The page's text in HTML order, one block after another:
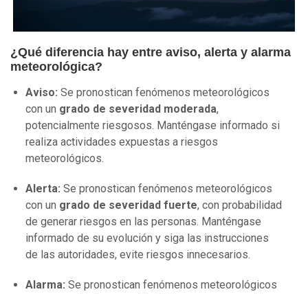
¿Qué diferencia hay entre aviso, alerta y alarma
meteorológica?
Aviso: Se pronostican fenómenos meteorológicos
con un grado de severidad moderada,
potencialmente riesgosos. Manténgase informado si
realiza actividades expuestas a riesgos
meteorológicos.
Alerta: Se pronostican fenómenos meteorológicos
con un grado de severidad fuerte, con probabilidad
de generar riesgos en las personas. Manténgase
informado de su evolución y siga las instrucciones
de las autoridades, evite riesgos innecesarios.
Alarma: Se pronostican fenómenos meteorológicos